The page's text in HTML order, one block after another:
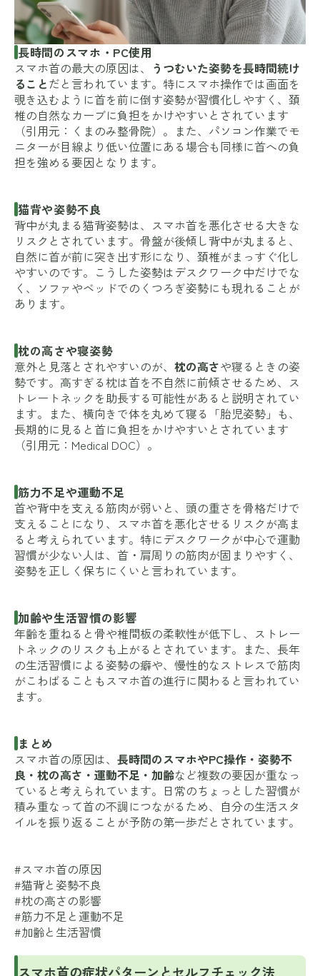
長時間のスマホ・PC使用
スマホ首の最大の原因は、 うつむいた姿勢を長時間続け
ることだと言われています。特にスマホ操作では画面を
覗き込むように首を前に倒す姿勢が習慣化しやすく、頚
椎の自然なカーブに負担をかけやすいとされています
（引用元： くまのみ整骨院）。また、パソコン作業でモ
ニターが目線より低い位置にある場合も同様に首への負
担を強める要因となります。
猫背や姿勢不良
背中が丸まる猫背姿勢は、スマホ首を悪化させる大きな
リスクとされています。骨盤が後傾し背中が丸まると、
自然に首が前に突き出す形になり、頚椎がまっすぐ化し
やすいのです。こうした姿勢はデスクワーク中だけでな
く、ソファやベッドでのくつろぎ姿勢にも現れることが
あります。
枕の高さや寝姿勢
意外と見落とされやすいのが、 枕の高さや寝るときの姿
勢です。高すぎる枕は首を不自然に前傾させるため、ス
トレートネックを助長する可能性があると説明されてい
ます。また、横向きで体を丸めて寝る「胎児姿勢」も、
長期的に見ると首に負担をかけやすいとされています
（引用元： Medical DOC）。
筋力不足や運動不足
首や背中を支える筋肉が弱いと、頭の重さを骨格だけで
支えることになり、スマホ首を悪化させるリスクが高ま
ると考えられています。特にデスクワークが中心で運動
習慣が少ない人は、首・肩周りの筋肉が固まりやすく、
姿勢を正しく保ちにくいと言われています。
加齢や生活習慣の影響
年齢を重ねると骨や椎間板の柔軟性が低下し、ストレー
トネックのリスクも上がるとされています。また、長年
の生活習慣による姿勢の癖や、慢性的なストレスで筋肉
がこわばることもスマホ首の進行に関わると言われてい
ます。
まとめ
スマホ首の原因は、 長時間のスマホやPC操作・姿勢不
良・枕の高さ・運動不足・加齢など複数の要因が重なっ
ていると考えられています。日常のちょっとした習慣が
積み重なって首の不調につながるため、自分の生活スタ
イルを振り返ることが予防の第一歩だとされています。
#スマホ首の原因
#猫背と姿勢不良
#枕の高さの影響
#筋力不足と運動不足
#加齢と生活習慣
スマホ首の症状パターンとセルフチェック法